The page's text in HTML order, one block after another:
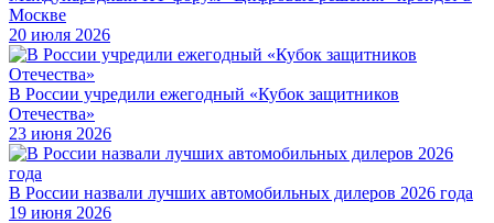
Москве
20 июля 2026
В России учредили ежегодный «Кубок защитников
Отечества»
23 июня 2026
В России назвали лучших автомобильных дилеров 2026 года
19 июня 2026